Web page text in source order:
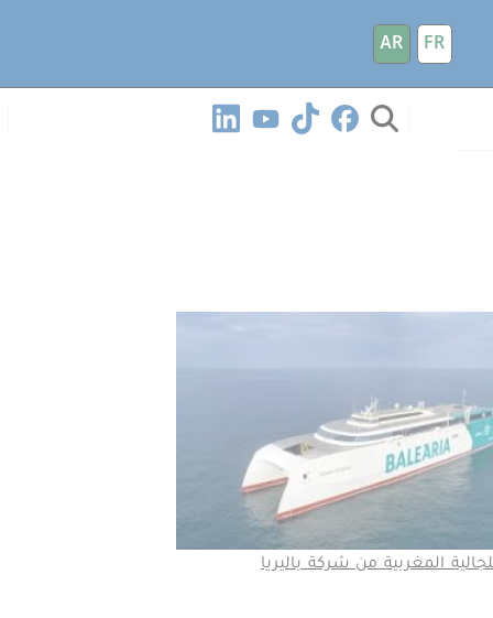
FR
AR
المغربية من شركة باليريا